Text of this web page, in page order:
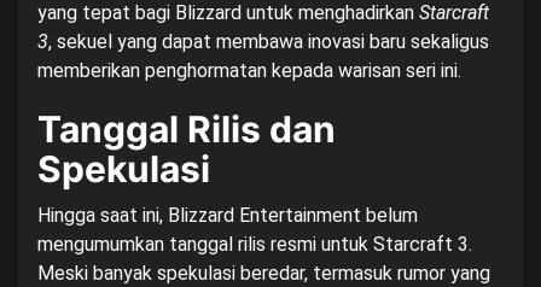
yang tepat bagi Blizzard untuk menghadirkan Starcraft
3, sekuel yang dapat membawa inovasi baru sekaligus
memberikan penghormatan kepada warisan seri ini.
Tanggal Rilis dan
Spekulasi
Hingga saat ini, Blizzard Entertainment belum
mengumumkan tanggal rilis resmi untuk Starcraft 3.
Meski banyak spekulasi beredar, termasuk rumor yang